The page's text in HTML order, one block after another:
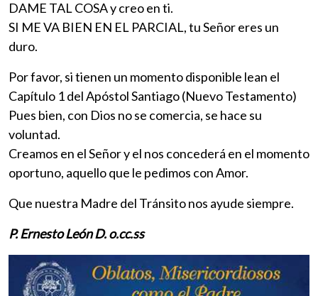
DAME TAL COSA y creo en ti.
SI ME VA BIEN EN EL PARCIAL, tu Señor eres un
duro.
Por favor, si tienen un momento disponible lean el
Capítulo 1 del Apóstol Santiago (Nuevo Testamento)
Pues bien, con Dios no se comercia, se hace su
voluntad.
Creamos en el Señor y el nos concederá en el momento
oportuno, aquello que le pedimos con Amor.
Que nuestra Madre del Tránsito nos ayude siempre.
P. Ernesto León D. o.cc.ss